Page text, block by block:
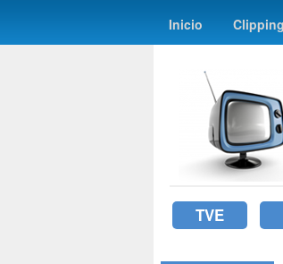
Inicio Clipping
TVE